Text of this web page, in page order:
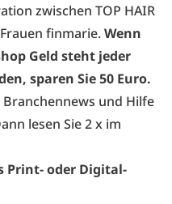
zwischen TOP HAIR
finmarie.Wenn
Geld steht jeder
sparen Sie 50 Euro.
und Hilfe
lesen Sie 2 x im
Print- oder Digital-